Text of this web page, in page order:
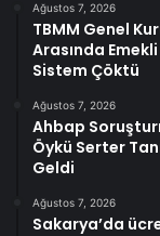
Ağustos 7, 2026
TBMM Genel
Arasında
Sistem Çöktü
Ağustos 7, 2026
Ahbap
Öykü Serter
Geldi
Ağustos 7, 2026
Sakarya’da